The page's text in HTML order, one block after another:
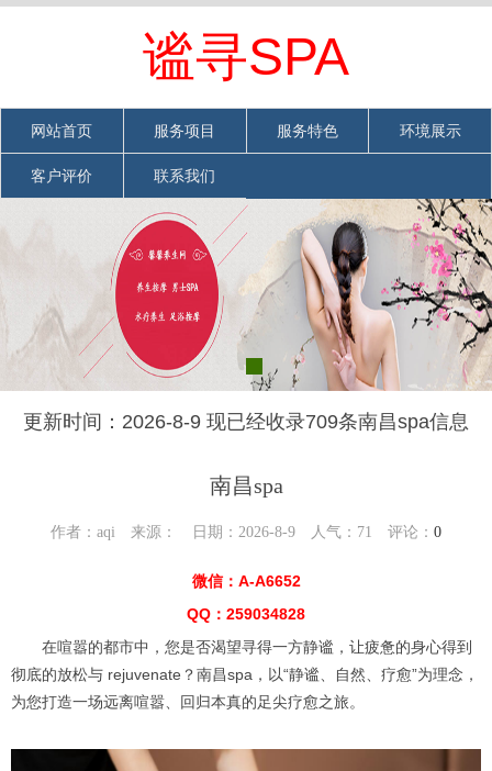
谧寻SPA
网站首页 服务项目 服务特色 环境展示
客户评价 联系我们
更新时间：2026-8-9 现已经收录709条南昌spa信息
南昌spa
作者：aqi 来源： 日期：2026-8-9 人气： 71 评论： 0
微信：A-A6652
QQ：259034828
在喧嚣的都市中，您是否渴望寻得一方静谧，让疲惫的身心得到
彻底的放松与 rejuvenate？南昌spa，以“静谧、自然、疗愈”为理念，
为您打造一场远离喧嚣、回归本真的足尖疗愈之旅。